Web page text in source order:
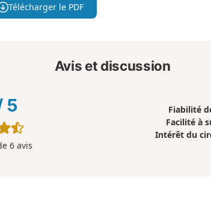
Télécharger le PDF
Avis et discussion
5
6avis
Fiabilité
Facilité à
Intérêt du